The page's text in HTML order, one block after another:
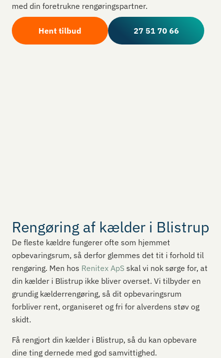
med din foretrukne rengøringspartner.
Hent tilbud 27 51 70 66
Rengøring af kælder i Blistrup
De fleste kældre fungerer ofte som hjemmet
opbevaringsrum, så derfor glemmes det tit i forhold til
rengøring. Men hos Renitex ApS skal vi nok sørge for, at
din kælder i Blistrup ikke bliver overset. Vi tilbyder en
grundig kælderrengøring, så dit opbevaringsrum
forbliver rent, organiseret og fri for alverdens støv og
skidt.
Få rengjort din kælder i Blistrup, så du kan opbevare
dine ting dernede med god samvittighed.